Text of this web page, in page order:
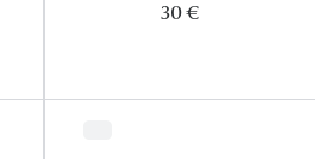
30 €